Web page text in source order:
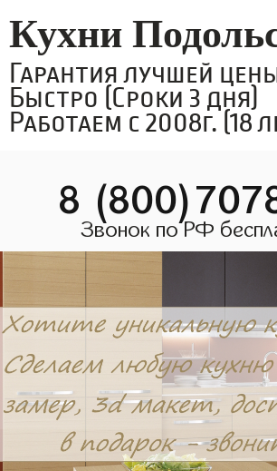
Кухни
Гарантия лучшей
Быстро (Сроки 3 дня)
Работаем с 2008г. (18
8
Звонок по РФ